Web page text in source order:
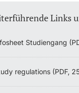
Links
Studiengang
regulations (PDF,